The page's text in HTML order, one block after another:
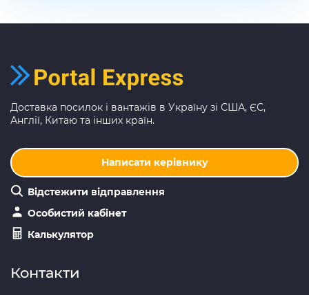
Доставка посилок і вантажів в Україну зі США, ЄС,
Англії, Китаю та інших країн.
Написати керівнику
Відстежити відправлення
Особистий кабінет
Калькулятор
Контакти